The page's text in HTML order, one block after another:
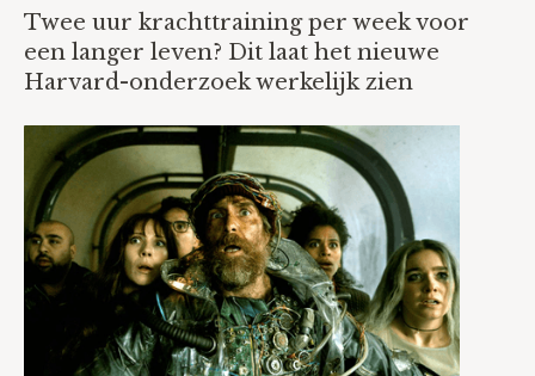
Twee uur krachttraining per week voor
een langer leven? Dit laat het nieuwe
Harvard-onderzoek werkelijk zien